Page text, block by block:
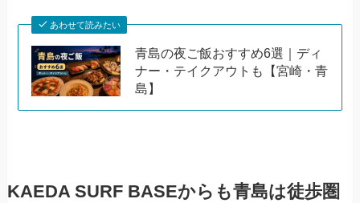
あわせて読みたい
青島の夜ご飯おすすめ6選｜ディ
ナー・テイクアウトも【宮崎・青
島】
KAEDA SURF BASEからも青島は徒歩圏